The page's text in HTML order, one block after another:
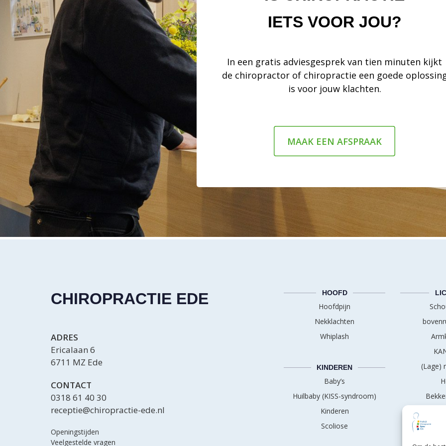
IETS VOOR JOU?
In een gratis adviesgesprek van tien minuten kijkt
de chiropractor of chiropractie een goede
is voor jouw klachten.
MAAK EEN AFSPRAAK
CHIROPRACTIE EDE
ADRES
Ericalaan 6
6711 MZ Ede
CONTACT
0318 61 40 30
receptie@chiropractie-ede.nl
Openingstijden
Veelgestelde vragen
HOOFD
Hoofdpijn
Nekklachten
Whiplash
KINDEREN
Baby’s
Huilbaby (KISS-syndroom)
Kinderen
Scoliose
(Lage)